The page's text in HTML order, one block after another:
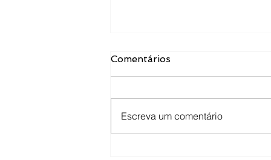
Comentários
Escreva um comentário